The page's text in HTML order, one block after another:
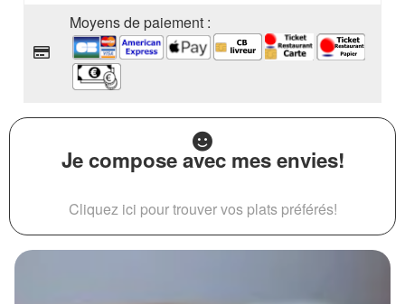
Moyens de paiement :
Je compose avec mes envies!
Cliquez ici pour trouver vos plats préférés!